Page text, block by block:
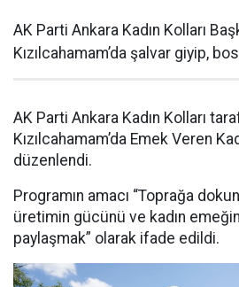
AK Parti Ankara Kadın Kolları
Kızılcahamam’da şalvar giyip,
AK Parti Ankara Kadın Kolları
Kızılcahamam’da Emek Veren
düzenlendi.
Programın amacı “Toprağa
üretimin gücünü ve kadın
paylaşmak” olarak ifade edildi.